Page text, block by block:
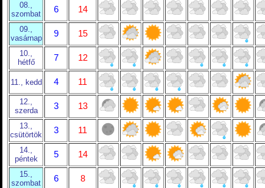
08.,
szombat
6 14
09.,
vasárnap
9 15
10.,
hétfő
7 12
11., kedd 4 11
12.,
szerda
3 13
13.,
csütörtök
3 11
14.,
péntek
5 14
15.,
szombat
6 8